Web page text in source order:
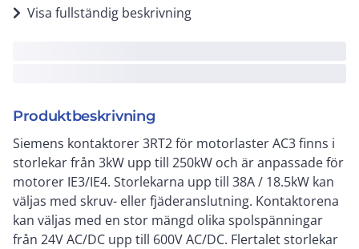
Visa fullständig beskrivning
Produktbeskrivning
Siemens kontaktorer 3RT2 för motorlaster AC3 finns i
storlekar från 3kW upp till 250kW och är anpassade för
motorer IE3/IE4. Storlekarna upp till 38A / 18.5kW kan
väljas med skruv- eller fjäderanslutning. Kontaktorena
kan väljas med en stor mängd olika spolspänningar
från 24V AC/DC upp till 600V AC/DC. Flertalet storlekar